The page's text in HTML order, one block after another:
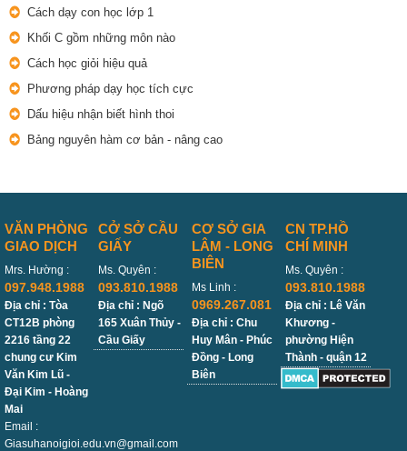
Cách dạy con học lớp 1
Khối C gồm những môn nào
Cách học giỏi hiệu quả
Phương pháp dạy học tích cực
Dấu hiệu nhận biết hình thoi
Bảng nguyên hàm cơ bản - nâng cao
VĂN PHÒNG
GIAO DỊCH
Mrs. Hường :
097.948.1988
Địa chỉ : Tòa
CT12B phòng
2216 tầng 22
chung cư Kim
Văn Kim Lũ -
Đại Kim - Hoàng
Mai
Email :
Giasuhanoigioi.edu.vn@gmail.com
CỞ SỞ CẦU
GIẤY
Ms. Quyên :
093.810.1988
Địa chỉ : Ngõ
165 Xuân Thủy -
Cầu Giấy
CƠ SỞ GIA
LÂM - LONG
BIÊN
Ms Linh :
0969.267.081
Địa chỉ : Chu
Huy Mân - Phúc
Đồng - Long
Biên
CN TP.HỒ
CHÍ MINH
Ms. Quyên :
093.810.1988
Địa chỉ : Lê Văn
Khương -
phường Hiện
Thành - quận 12